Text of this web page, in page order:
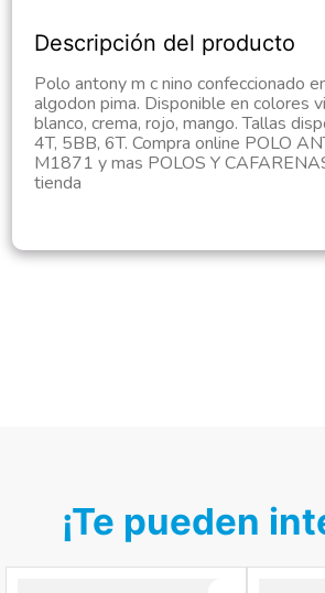
Descripción del producto
Polo antony m c nino confeccionado
algodon pima. Disponible en colores
blanco, crema, rojo, mango. Tallas
4T, 5BB, 6T. Compra online POLO
M1871 y mas POLOS Y
tienda
¡Te pueden